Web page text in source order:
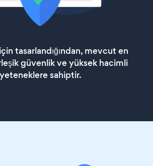
tasarlandığından, mevcut en
güvenlik ve yüksek hacimli
yeteneklere sahiptir.